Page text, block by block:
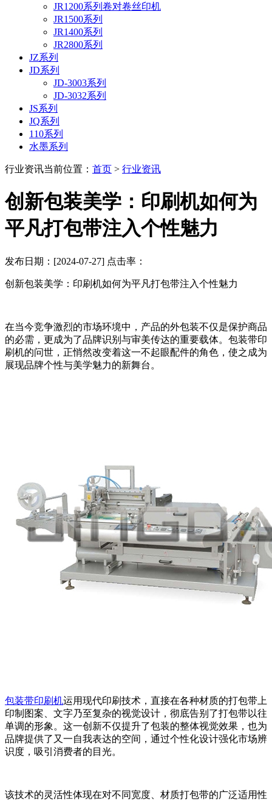
JR1200系列卷对卷丝印机
JR1500系列
JR1400系列
JR2800系列
JZ系列
JD系列
JD-3003系列
JD-3032系列
JS系列
JQ系列
110系列
水墨系列
行业资讯当前位置： 首页 > 行业资讯
创新包装美学：印刷机如何为
平凡打包带注入个性魅力
发布日期：[2024-07-27] 点击率：
创新包装美学：印刷机如何为平凡打包带注入个性魅力
在当今竞争激烈的市场环境中，产品的外包装不仅是保护商品
的必需，更成为了品牌识别与审美传达的重要载体。包装带印
刷机的问世，正悄然改变着这一不起眼配件的角色，使之成为
展现品牌个性与美学魅力的新舞台。
包装带印刷机运用现代印刷技术，直接在各种材质的打包带上
印制图案、文字乃至复杂的视觉设计，彻底告别了打包带以往
单调的形象。这一创新不仅提升了包装的整体视觉效果，也为
品牌提供了又一自我表达的空间，通过个性化设计强化市场辨
识度，吸引消费者的目光。
该技术的灵活性体现在对不同宽度、材质打包带的广泛适用性